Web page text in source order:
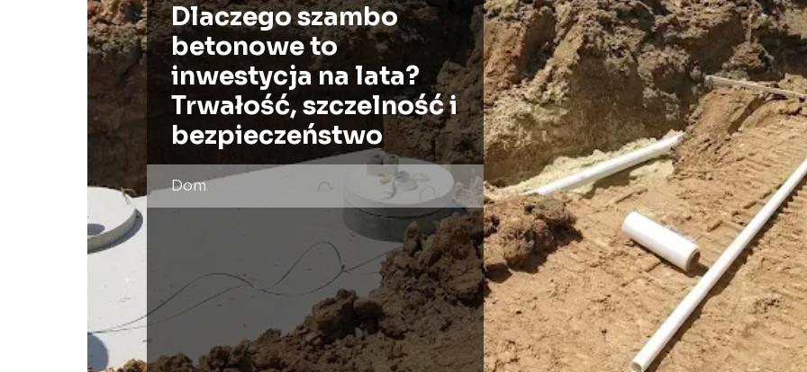
Dlaczego szambo
betonowe to
inwestycja na lata?
Trwałość, szczelność i
bezpieczeństwo
Dom